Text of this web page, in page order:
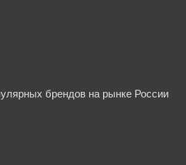
брендов на рынке России